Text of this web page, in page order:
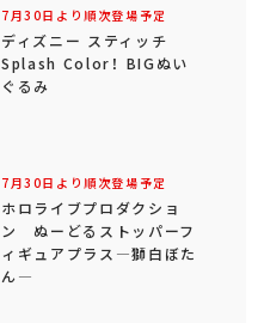
7月30日より順次登場予定
ディズニー スティッチ
Splash Color！ BIGぬい
ぐるみ
7月30日より順次登場予定
ホロライブプロダクショ
ン ぬーどるストッパーフ
ィギュアプラス―獅白ぼた
ん―